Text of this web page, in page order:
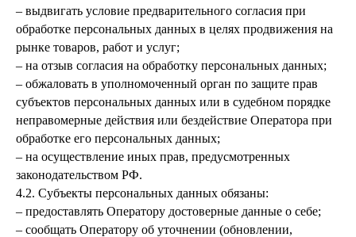
– выдвигать условие предварительного согласия при
обработке персональных данных в целях продвижения на
рынке товаров, работ и услуг;
– на отзыв согласия на обработку персональных данных;
– обжаловать в уполномоченный орган по защите прав
субъектов персональных данных или в судебном порядке
неправомерные действия или бездействие Оператора при
обработке его персональных данных;
– на осуществление иных прав, предусмотренных
законодательством РФ.
4.2. Субъекты персональных данных обязаны:
– предоставлять Оператору достоверные данные о себе;
– сообщать Оператору об уточнении (обновлении,